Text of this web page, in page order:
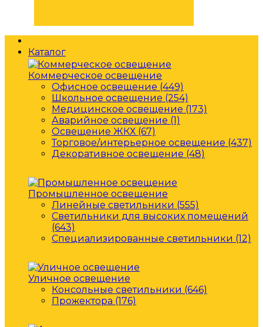
Каталог
Коммерческое освещение
Офисное освещение (449)
Школьное освещение (254)
Медицинское освещение (173)
Аварийное освещение (1)
Освещение ЖКХ (67)
Торговое/интерьерное освещение (437)
Декоративное освещение (48)
Промышленное освещение
Линейные светильники (555)
Светильники для высоких помещений
(643)
Специализированные светильники (12)
Уличное освещение
Консольные светильники (646)
Прожектора (176)